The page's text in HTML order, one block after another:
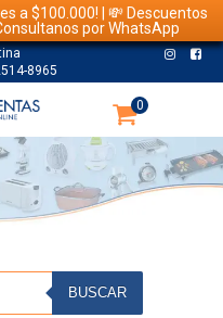
a $100.000! | 💸 Descuentos
por WhatsApp
8965
0
BUSCAR